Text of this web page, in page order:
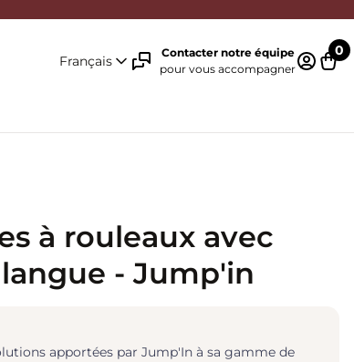
Français
Contacter notre équipe
pour vous accompagner
0
à rouleaux avec
- Jump'in
apportées par Jump'In à sa gamme de